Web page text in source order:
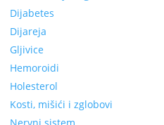
Dijabetes
Dijareja
Gljivice
Hemoroidi
Holesterol
Kosti, mišići i zglobovi